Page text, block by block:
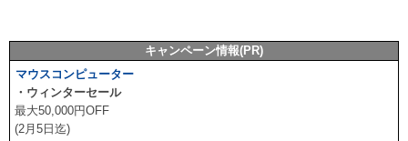
キャンペーン情報(PR)
マウスコンピューター
・ウィンターセール
最大50,000円OFF
(2月5日迄)